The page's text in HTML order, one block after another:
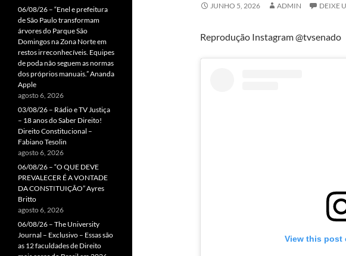
JUNHO 5, 2026 ADMIN DEIXE
Reprodução Instagram @tvsenado
View this post
06/08/26 – “Enel e prefeitura
de São Paulo transformam
árvores do Parque São
Domingos na Zona Norte em
restos irreconhecíveis. Equipes
de poda não seguem as normas
dos próprios manuais.” Ananda
Apple
agosto 6, 2026
03/08/26 – Rádio e TV Justiça
– 18 anos do Saber Direito!
Direito Constitucional –
Fabiano Tesolin
agosto 6, 2026
06/08/26 – “O QUE DEVE
PREVALECER É A VONTADE
DA CONSTITUIÇÃO” Ayres
Britto
agosto 6, 2026
06/08/26 – The University
Journal – Exclusivo – Essas são
as 12 faculdades de Direito